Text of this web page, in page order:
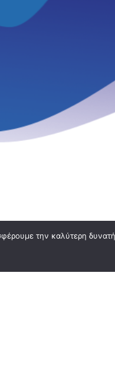
την καλύτερη